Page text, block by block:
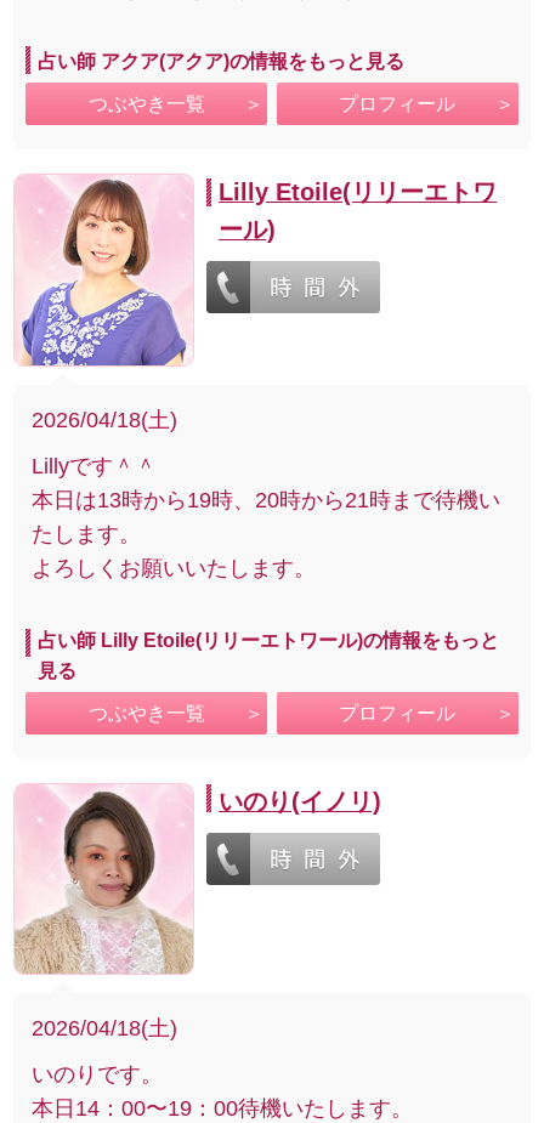
占い師 アクア(アクア)の情報をもっと見る
つぶやき一覧 プロフィール
Lilly Etoile(リリーエトワ
ール)
2026/04/18(土)
Lillyです＾＾
本日は13時から19時、20時から21時まで待機い
たします。
よろしくお願いいたします。
占い師 Lilly Etoile(リリーエトワール)の情報をもっと
見る
つぶやき一覧 プロフィール
いのり(イノリ)
2026/04/18(土)
いのりです。
本日14：00〜19：00待機いたします。